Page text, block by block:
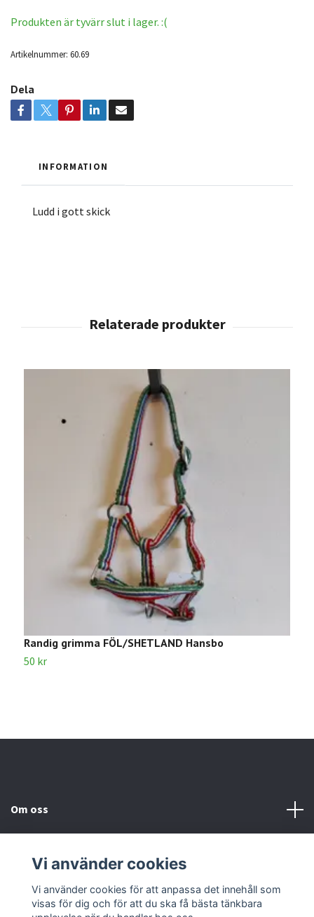
Produkten är tyvärr slut i lager. :(
Artikelnummer: 60.69
Dela
INFORMATION
Ludd i gott skick
Randig grimma FÖL/SHETLAND Hansbo
50 kr
Om oss
Kontakta oss
Vi använder cookies
Vi använder cookies för att anpassa det innehåll som
visas för dig och för att du ska få bästa tänkbara